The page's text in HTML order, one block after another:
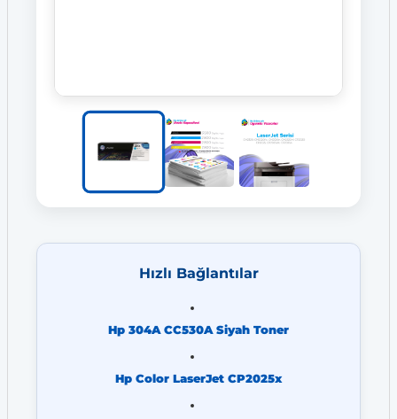
Hızlı Bağlantılar
Hp 304A CC530A Siyah Toner
Hp Color LaserJet CP2025x